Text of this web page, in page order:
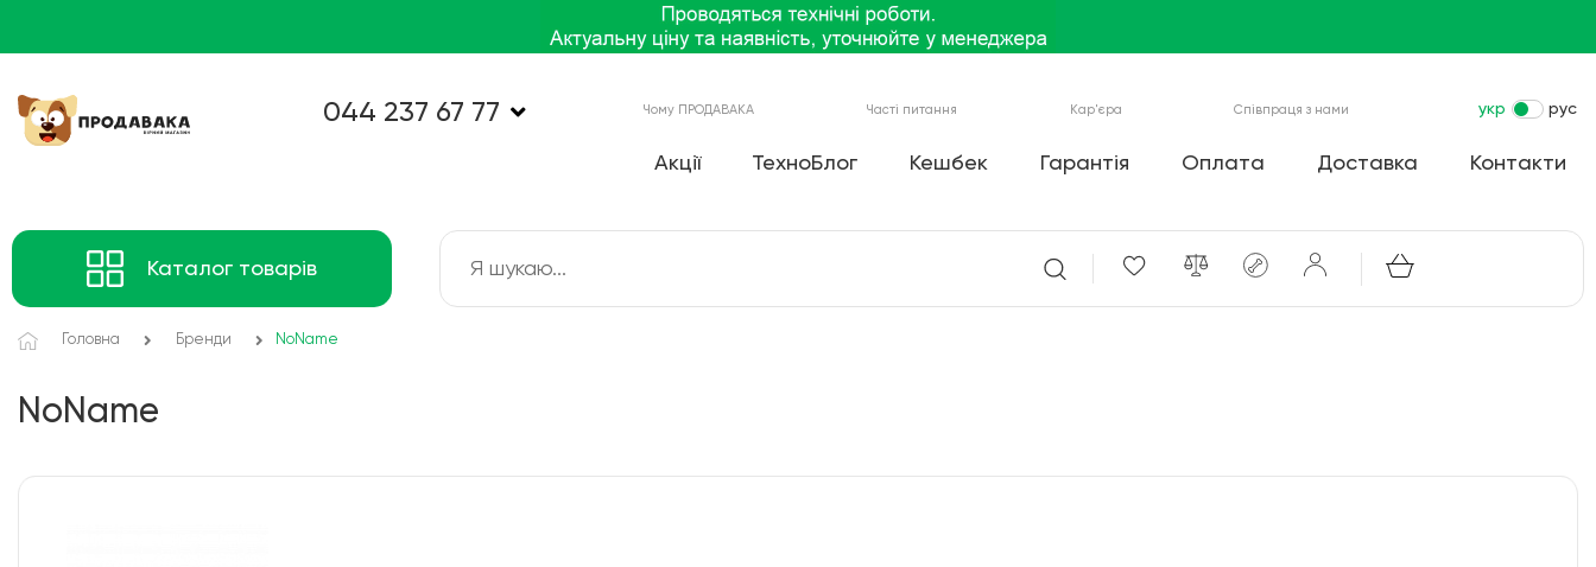
044 237 67 77 Чому ПРОДАВАКА Часті питання Кар'єра Співпраця з нами укр рус
Акції ТехноБлог Кешбек Гарантія Оплата Доставка Контакти
Каталог товарів
Головна Бренди NoName
NoName